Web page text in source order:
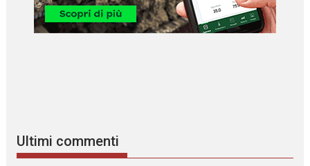
Ultimi commenti